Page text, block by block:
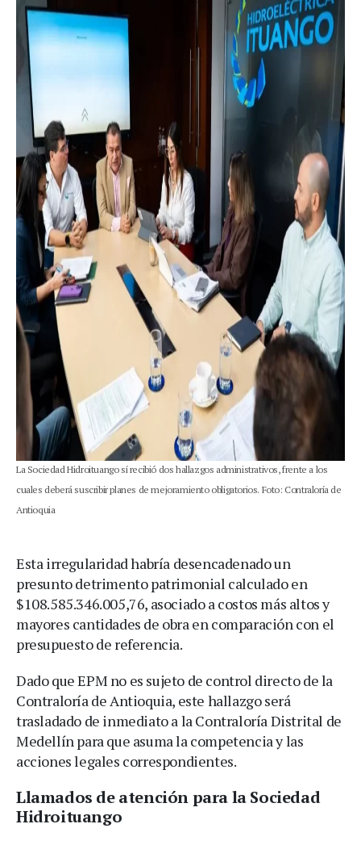
La Sociedad Hidroituango sí recibió dos hallazgos administrativos, frente a los
cuales deberá suscribir planes de mejoramiento obligatorios. Foto: Contraloría de
Antioquia
Esta irregularidad habría desencadenado un
presunto detrimento patrimonial calculado en
$108.585.346.005,76, asociado a costos más altos y
mayores cantidades de obra en comparación con el
presupuesto de referencia.
Dado que EPM no es sujeto de control directo de la
Contraloría de Antioquia, este hallazgo será
trasladado de inmediato a la Contraloría Distrital de
Medellín para que asuma la competencia y las
acciones legales correspondientes.
Llamados de atención para la Sociedad
Hidroituango